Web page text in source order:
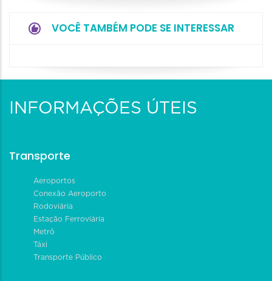
VOCÊ TAMBÉM PODE SE INTERESSAR
INFORMAÇÕES ÚTEIS
Transporte
Aeroportos
Conexão Aeroporto
Rodoviária
Estação Ferroviária
Metrô
Táxi
Transporte Público